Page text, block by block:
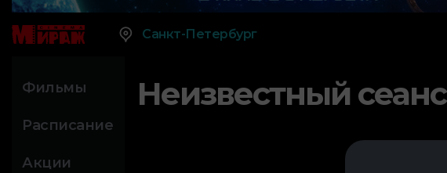
Санкт-Петербург
Фильмы
Расписание
Акции
Неизвестный сеанс